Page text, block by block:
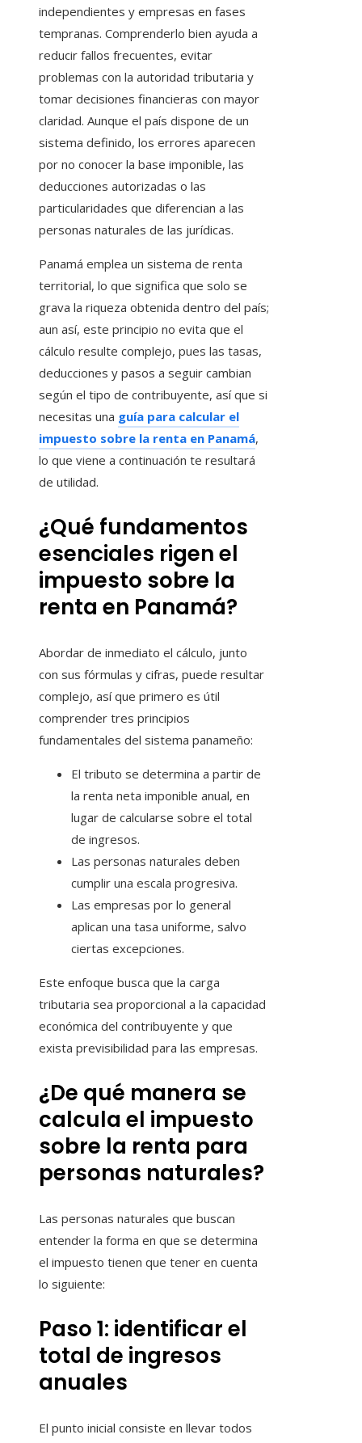
independientes y empresas en fases
tempranas. Comprenderlo bien ayuda a
reducir fallos frecuentes, evitar
problemas con la autoridad tributaria y
tomar decisiones financieras con mayor
claridad. Aunque el país dispone de un
sistema definido, los errores aparecen
por no conocer la base imponible, las
deducciones autorizadas o las
particularidades que diferencian a las
personas naturales de las jurídicas.
Panamá emplea un sistema de renta
territorial, lo que significa que solo se
grava la riqueza obtenida dentro del país;
aun así, este principio no evita que el
cálculo resulte complejo, pues las tasas,
deducciones y pasos a seguir cambian
según el tipo de contribuyente, así que si
necesitas una guía para calcular el
impuesto sobre la renta en Panamá,
lo que viene a continuación te resultará
de utilidad.
¿Qué fundamentos
esenciales rigen el
impuesto sobre la
renta en Panamá?
Abordar de inmediato el cálculo, junto
con sus fórmulas y cifras, puede resultar
complejo, así que primero es útil
comprender tres principios
fundamentales del sistema panameño:
El tributo se determina a partir de
la renta neta imponible anual, en
lugar de calcularse sobre el total
de ingresos.
Las personas naturales deben
cumplir una escala progresiva.
Las empresas por lo general
aplican una tasa uniforme, salvo
ciertas excepciones.
Este enfoque busca que la carga
tributaria sea proporcional a la capacidad
económica del contribuyente y que
exista previsibilidad para las empresas.
¿De qué manera se
calcula el impuesto
sobre la renta para
personas naturales?
Las personas naturales que buscan
entender la forma en que se determina
el impuesto tienen que tener en cuenta
lo siguiente:
Paso 1: identificar el
total de ingresos
anuales
El punto inicial consiste en llevar todos